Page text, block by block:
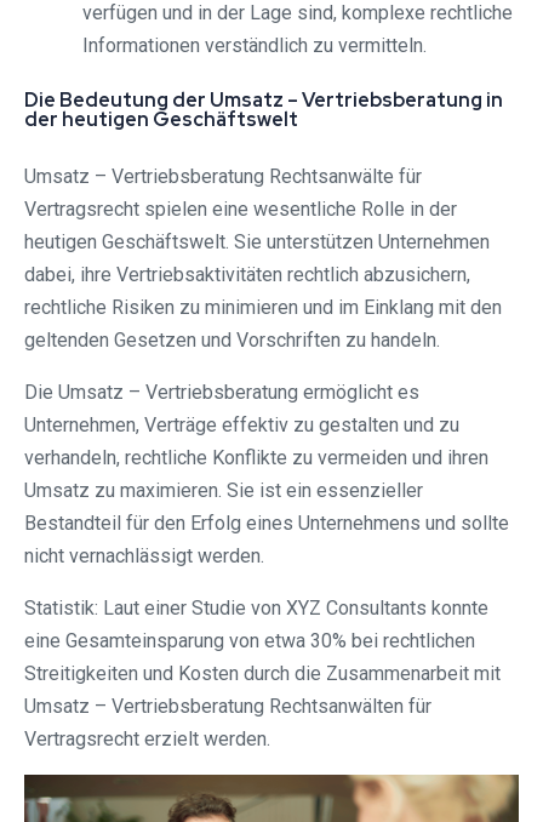
verfügen und in der Lage sind, komplexe rechtliche
Informationen verständlich zu vermitteln.
Die Bedeutung der Umsatz – Vertriebsberatung in
der heutigen Geschäftswelt
Umsatz – Vertriebsberatung Rechtsanwälte für
Vertragsrecht spielen eine wesentliche Rolle in der
heutigen Geschäftswelt. Sie unterstützen Unternehmen
dabei, ihre Vertriebsaktivitäten rechtlich abzusichern,
rechtliche Risiken zu minimieren und im Einklang mit den
geltenden Gesetzen und Vorschriften zu handeln.
Die Umsatz – Vertriebsberatung ermöglicht es
Unternehmen, Verträge effektiv zu gestalten und zu
verhandeln, rechtliche Konflikte zu vermeiden und ihren
Umsatz zu maximieren. Sie ist ein essenzieller
Bestandteil für den Erfolg eines Unternehmens und sollte
nicht vernachlässigt werden.
Statistik: Laut einer Studie von XYZ Consultants konnte
eine Gesamteinsparung von etwa 30% bei rechtlichen
Streitigkeiten und Kosten durch die Zusammenarbeit mit
Umsatz – Vertriebsberatung Rechtsanwälten für
Vertragsrecht erzielt werden.